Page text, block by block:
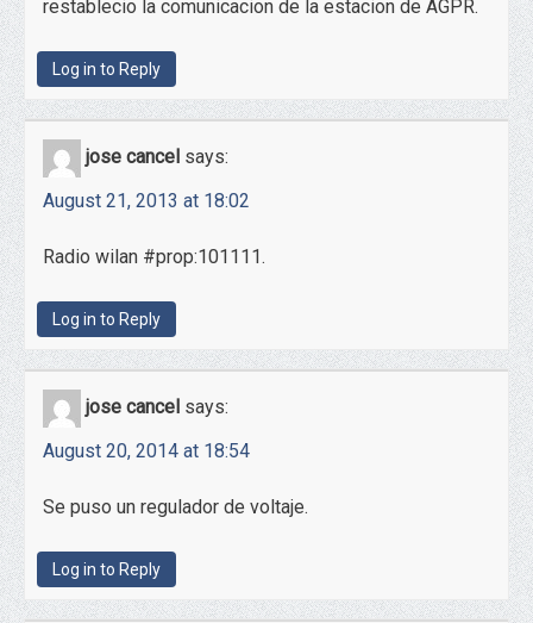
restablecio la comunicacion de la estacion de AGPR.
Log in to Reply
jose cancel says:
August 21, 2013 at 18:02
Radio wilan #prop:101111.
Log in to Reply
jose cancel says:
August 20, 2014 at 18:54
Se puso un regulador de voltaje.
Log in to Reply